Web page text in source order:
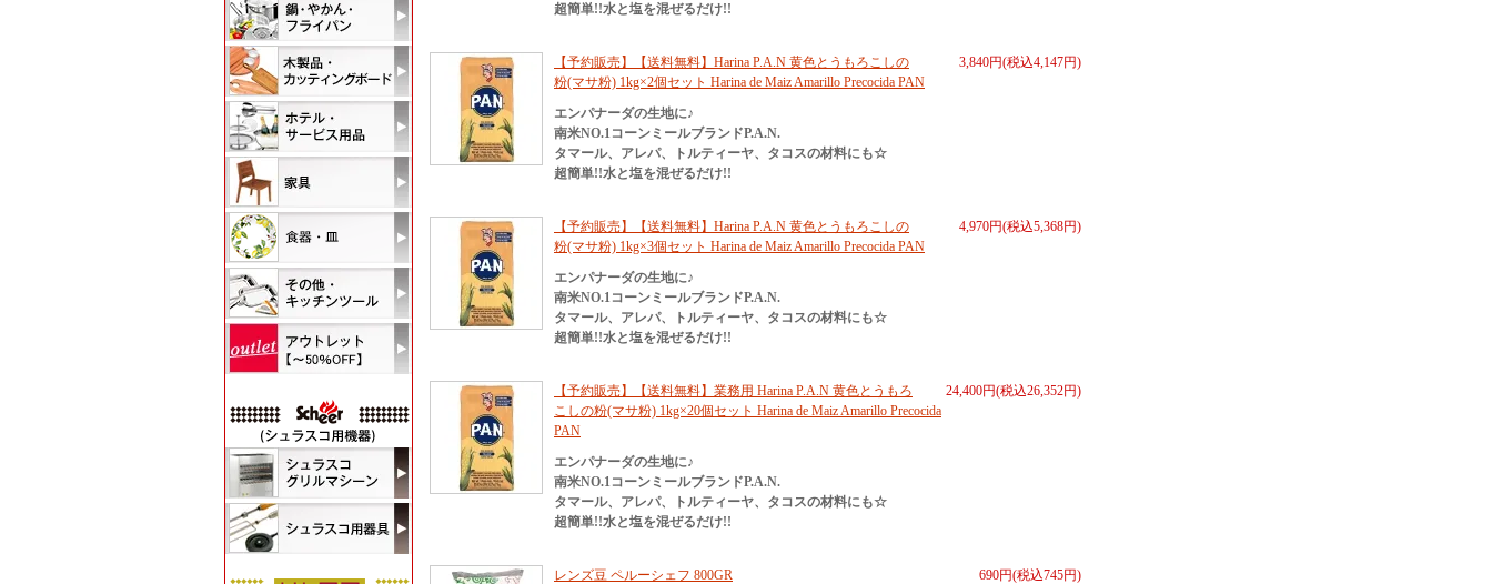
超簡単!!水と塩を混ぜるだけ!!
3,840円(税込4,147円)
【予約販売】【送料無料】Harina P.A.N 黄色とうもろこしの
粉(マサ粉) 1kg×2個セット Harina de Maiz Amarillo Precocida PAN
エンパナーダの生地に♪
南米NO.1コーンミールブランドP.A.N.
タマール、アレパ、トルティーヤ、タコスの材料にも☆
超簡単!!水と塩を混ぜるだけ!!
4,970円(税込5,368円)
【予約販売】【送料無料】Harina P.A.N 黄色とうもろこしの
粉(マサ粉) 1kg×3個セット Harina de Maiz Amarillo Precocida PAN
エンパナーダの生地に♪
南米NO.1コーンミールブランドP.A.N.
タマール、アレパ、トルティーヤ、タコスの材料にも☆
超簡単!!水と塩を混ぜるだけ!!
24,400円(税込26,352円)
【予約販売】【送料無料】業務用 Harina P.A.N 黄色とうもろ
こしの粉(マサ粉) 1kg×20個セット Harina de Maiz Amarillo Precocida
PAN
エンパナーダの生地に♪
南米NO.1コーンミールブランドP.A.N.
タマール、アレパ、トルティーヤ、タコスの材料にも☆
超簡単!!水と塩を混ぜるだけ!!
690円(税込745円)
レンズ豆 ペルーシェフ 800GR